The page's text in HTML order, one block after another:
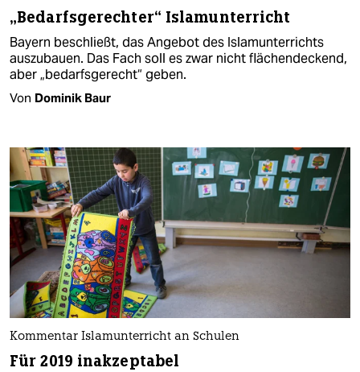
„Bedarfsgerechter“ Islamunterricht
Bayern beschließt, das Angebot des Islamunterrichts
auszubauen. Das Fach soll es zwar nicht flächendeckend,
aber „bedarfsgerecht“ geben.
Von Dominik Baur
Kommentar Islamunterricht an Schulen
Für 2019 inakzeptabel